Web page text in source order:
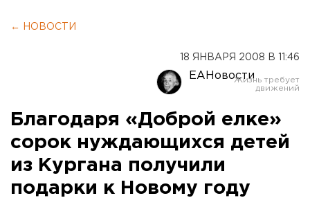
← НОВОСТИ
18 ЯНВАРЯ 2008 В 11:46
ЕАНовости
Благодаря «Доброй елке»
сорок нуждающихся детей
из Кургана получили
подарки к Новому году